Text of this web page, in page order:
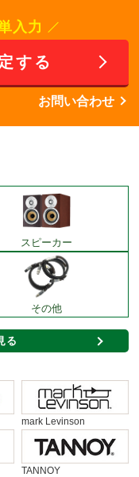
入力
する
お問い合わせ
スピーカー
その他
る
mark Levinson
TANNOY